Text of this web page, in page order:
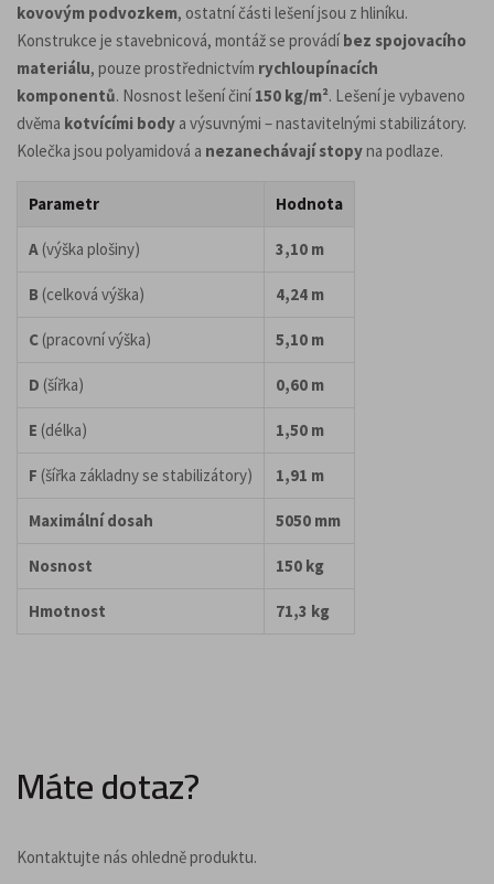
kovovým podvozkem, ostatní části lešení jsou z hliníku.
Konstrukce je stavebnicová, montáž se provádíbez spojovacího
materiálu, pouze prostřednictvím rychloupínacích
komponentů. Nosnost lešení činí150 kg/m². Lešení je vybaveno
dvěma kotvícími body a výsuvnými – nastavitelnými stabilizátory.
Kolečka jsou polyamidová a nezanechávají stopyna podlaze.
Parametr Hodnota
A (výška plošiny) 3,10 m
B (celková výška) 4,24 m
C (pracovní výška) 5,10 m
D (šířka) 0,60 m
E (délka) 1,50 m
F (šířka základny se stabilizátory) 1,91 m
Maximální dosah 5050 mm
Nosnost 150 kg
Hmotnost 71,3 kg
Máte dotaz?
Kontaktujte nás ohledně produktu.